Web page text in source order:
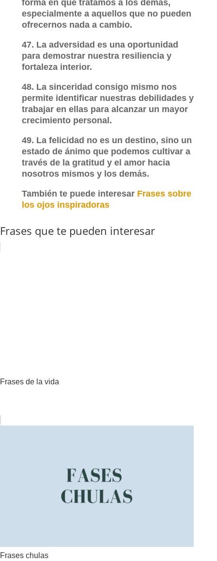
forma en que tratamos a los demás,
especialmente a aquellos que no pueden
ofrecernos nada a cambio.
47. La adversidad es una oportunidad
para demostrar nuestra resiliencia y
fortaleza interior.
48. La sinceridad consigo mismo nos
permite identificar nuestras debilidades y
trabajar en ellas para alcanzar un mayor
crecimiento personal.
49. La felicidad no es un destino, sino un
estado de ánimo que podemos cultivar a
través de la gratitud y el amor hacia
nosotros mismos y los demás.
​También te puede interesar Frases sobre
los ojos inspiradoras
Frases que te pueden interesar
Frases de la vida
Frases chulas